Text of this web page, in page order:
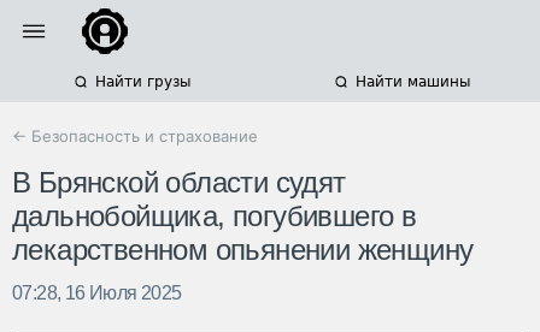
Найти грузы Найти машины
← Безопасность и страхование
В Брянской области судят
дальнобойщика, погубившего в
лекарственном опьянении женщину
07:28, 16 Июля 2025